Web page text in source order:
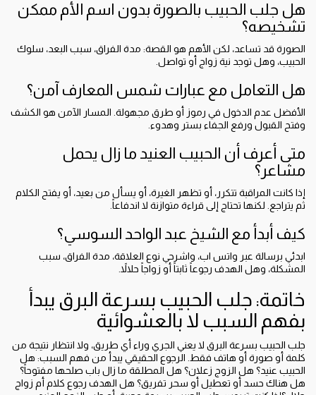
هل جلب الحبيب بالصورة بدون اسم الأم ممكن
تشخيصه؟
الصورة قد تساعد، لكن الأهم هو القصة: مدة الفراق، سبب البعد، سلوك
الحبيب، وهل توجد نية زواج أو تواصل.
هل التعامل مع عبارات شمس المعارف آمن؟
الأفضل عدم الدخول في رموز أو طرق مجهولة. المسار الآمن هو الكشف
وفتح القبول ورفع الجفاء بستر وهدوء.
متى أعرف أن الحبيب العنيد ما زال يحمل
مشاعر؟
إذا كانت المراقبة تتكرر، أو تظهر الغيرة، أو يسأل من بعيد، أو يفتح الكلام
ثم يتراجع. لكنها تحتاج إلى قراءة متوازنة لا اندفاعاً.
كيف أبدأ مع الشيخ عبد الواحد السوسي؟
ابدئي برسالة عبر واتس اب، واشرحي نوع العلاقة، مدة الفراق، سبب
المشكلة، وهل الهدف رجوعاً ثابتاً أو زواجاً حلالاً.
خاتمة: جلب الحبيب بسرعة البرق يبدأ
بفهم السبب لا بالعشوائية
جلب الحبيب بسرعة البرق لا يعني الجري وراء أي طريق، ولا انتظار نتيجة من
كلمة أو صورة أو هاتف فقط. الرجوع الحقيقي يبدأ من فهم السبب: هل
الحبيب عنيد؟ هل الزوج زعلان؟ هل المطلقة ما زال باب صلحها مفتوحاً؟
هل هناك حسد أو تعطيل أو سحر تفريق؟ هل الهدف رجوع كلام أم زواج